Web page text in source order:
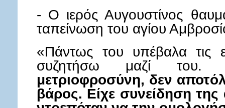
- Ο ιερός Αυγουστίνος
ταπείνωση του αγίου
«Πάντως του υπέβαλα τις
συζητήσω μαζί
μετριοφροσύνη, δεν
βάρος. Είχε συνείδηση της